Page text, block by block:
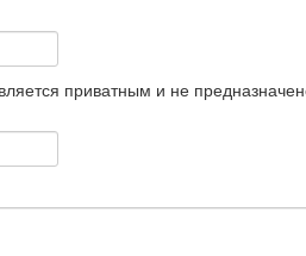
приватным и не